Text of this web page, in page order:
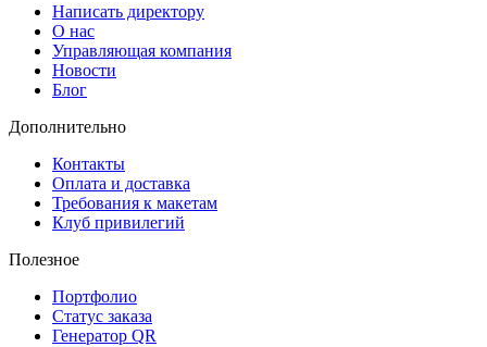
Написать директору
О нас
Управляющая компания
Новости
Блог
Дополнительно
Контакты
Оплата и доставка
Требования к макетам
Клуб привилегий
Полезное
Портфолио
Статус заказа
Генератор QR